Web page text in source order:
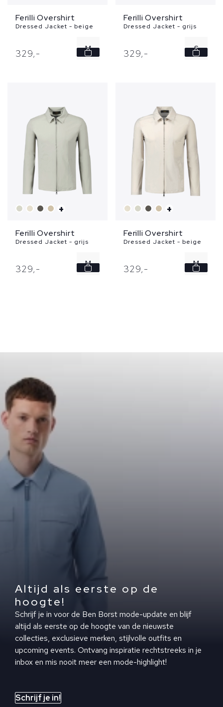
Ferilli Overshirt
Dressed Jacket - beige
329,- M
Ferilli Overshirt
Dressed Jacket - grijs
329,- S
XL
+
Ferilli Overshirt
Dressed Jacket - grijs
329,- M
+
Ferilli Overshirt
Dressed Jacket - beige
329,- M
Altijd als eerste op de
hoogte!
Schrijf je in voor de Ben Borst mode-update en blijf
altijd als eerste op de hoogte van de nieuwste
collecties, exclusieve merken, stijlvolle outfits en
upcoming events. Ontvang inspiratie rechtstreeks in je
inbox en mis nooit meer een mode-highlight!
Schrijf je in!